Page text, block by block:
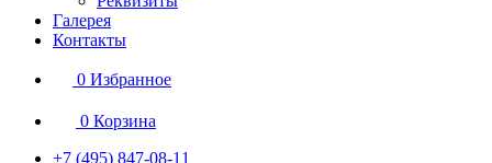
Галерея
Контакты
0 Избранное
0 Корзина
+7 (495) 847-08-11